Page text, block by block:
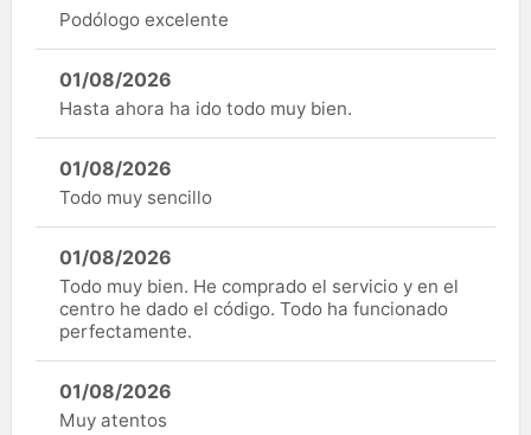
Podólogo excelente
01/08/2026
Hasta ahora ha ido todo muy bien.
01/08/2026
Todo muy sencillo
01/08/2026
Todo muy bien. He comprado el servicio y en el
centro he dado el código. Todo ha funcionado
perfectamente.
01/08/2026
Muy atentos